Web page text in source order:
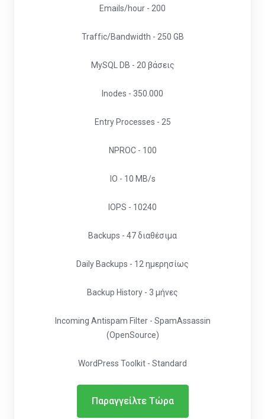
Emails/hour - 200
Traffic/Bandwidth - 250 GB
MySQL DB - 20 βάσεις
Inodes - 350.000
Entry Processes - 25
NPROC - 100
IO - 10 MB/s
IOPS - 10240
Backups - 47 διαθέσιμα
Daily Backups - 12 ημερησίως
Backup History - 3 μήνες
Incoming Antispam Filter - SpamAssassin
(OpenSource)
WordPress Toolkit - Standard
Παραγγείλτε Τώρα